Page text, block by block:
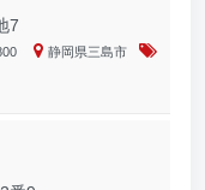
7
静岡県三島市